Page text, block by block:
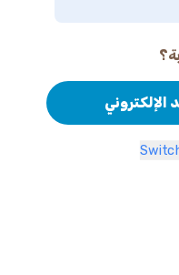
الإلكتروني